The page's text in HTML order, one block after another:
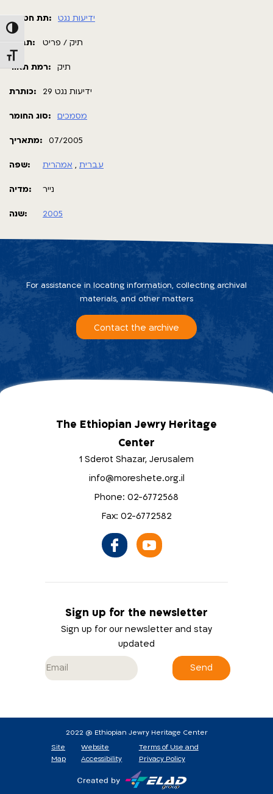
Toggle High Contrast
Toggle Font size
תת חטיבה: ידיעות נגט
תבנית: תיק / פריט
רמת תאור: תיק
כותרת: ידיעות נגט 29
סוג החומר: מסמכים
מתאריך: 07/2005
שפה: עברית אמהרית
מדיה: נייר
שנה: 2005
For assistance in locating information, collecting archival
materials, and other matters
Contact the archive
The Ethiopian Jewry Heritage
Center
1 Sderot Shazar, Jerusalem
info@moreshete.org.il
Phone: 02-6772568
Fax: 02-6772582
Sign up for the newsletter
Sign up for our newsletter and stay
updated
Send
2022 @ Ethiopian Jewry Heritage Center
Site
Map
Website
Accessibility
Terms of Use and
Privacy Policy